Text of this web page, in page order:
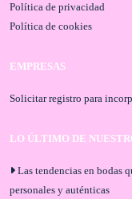
Política de privacidad
Política de cookies
EMPRESAS
Solicitar registro para
LO ÚLTIMO DE
Las tendencias en bodas
personales y auténticas